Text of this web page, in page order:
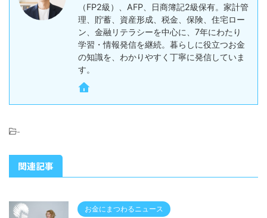
（FP2級）、AFP、日商簿記2級保有。家計管
理、貯蓄、資産形成、税金、保険、住宅ロー
ン、金融リテラシーを中心に、7年にわたり
学習・情報発信を継続。暮らしに役立つお金
の知識を、わかりやすく丁寧に発信していま
す。
-
関連記事
お金にまつわるニュース